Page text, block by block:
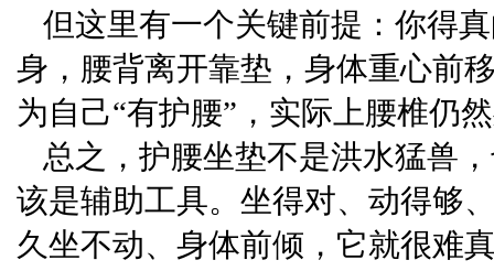
但这里有一个关键前提：你得
身，腰背离开靠垫，身体重心前
为自己“有护腰”，实际上腰椎仍
总之，护腰坐垫不是洪水猛兽
该是辅助工具。坐得对、动得够
久坐不动、身体前倾，它就很难